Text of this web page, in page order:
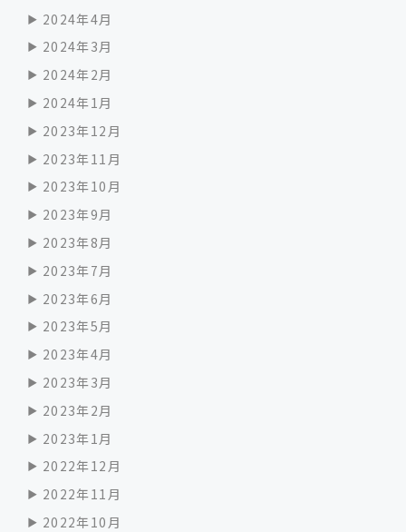
2024年4月
2024年3月
2024年2月
2024年1月
2023年12月
2023年11月
2023年10月
2023年9月
2023年8月
2023年7月
2023年6月
2023年5月
2023年4月
2023年3月
2023年2月
2023年1月
2022年12月
2022年11月
2022年10月